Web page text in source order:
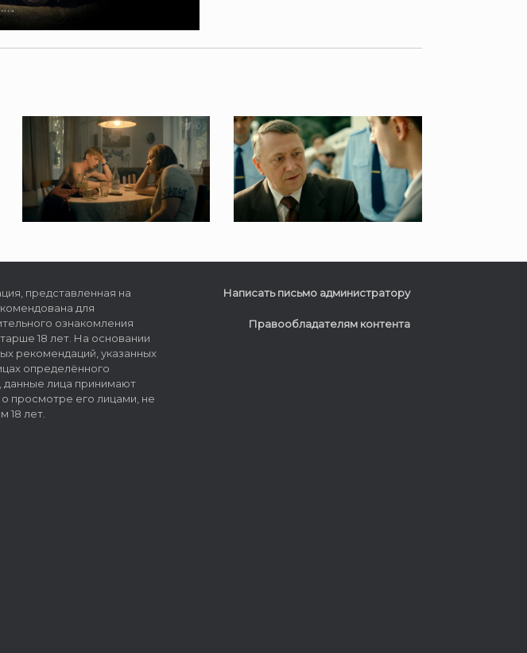
представленная на
для
ознакомления
18 лет. На основании
рекомендаций, указанных
определённого
данные лица принимают
просмотре его лицами, не
18 лет.
Написать письмо администратору
Правообладателям контента